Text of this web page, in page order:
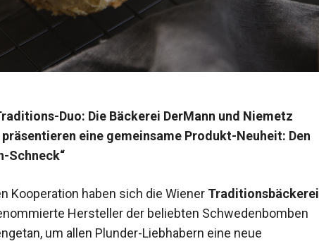
Duo: Die Bäckerei DerMann und Niemetz
eine gemeinsame Produkt-Neuheit: Den
Schneck“
Kooperation haben sich die Wiener Traditionsbäckerei
Hersteller der beliebten Schwedenbomben
um allen Plunder-Liebhabern eine neue